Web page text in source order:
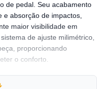
de pedal. Seu acabamento
absorção de impactos,
maior visibilidade em
de ajuste milimétrico,
proporcionando
o conforto.